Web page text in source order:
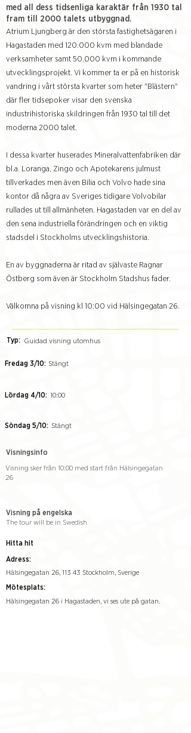
med all dess tidsenliga karaktär från 1930 tal
fram till 2000 talets utbyggnad.
Atrium Ljungberg är den största fastighetsägaren i
Hagastaden med 120.000 kvm med blandade
verksamheter samt 50.000 kvm i kommande
utvecklingsprojekt. Vi kommer ta er på en historisk
vandring i vårt största kvarter som heter "Blästern"
där fler tidsepoker visar den svenska
industrihistoriska skildringen från 1930 tal till det
moderna 2000 talet.
I dessa kvarter huserades Mineralvattenfabriken där
bl.a. Loranga, Zingo och Apotekarens julmust
tillverkades men även Bilia och Volvo hade sina
kontor då några av Sveriges tidigare Volvobilar
rullades ut till allmänheten. Hagastaden var en del av
den sena industriella förändringen och en viktig
stadsdel i Stockholms utvecklingshistoria.
En av byggnaderna är ritad av självaste Ragnar
Östberg som även är Stockholm Stadshus fader.
Välkomna på visning kl 10:00 vid Hälsingegatan 26.
Typ: Guidad visning utomhus
Fredag 3/10: Stängt
Lördag 4/10: 10:00
Söndag 5/10: Stängt
Visningsinfo
Visning sker från 10:00 med start från Hälsingegatan
26
Visning på engelska
The tour will be in Swedish
Hitta hit
Adress:
Hälsingegatan 26, 113 43 Stockholm, Sverige
Mötesplats:
Hälsingegatan 26 i Hagastaden, vi ses ute på gatan.